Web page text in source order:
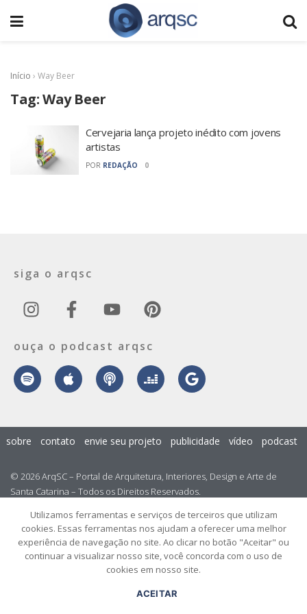
Início › Way Beer
Tag:Way Beer
Cervejaria lança projeto inédito com jovens
artistas
POR REDAÇÃO 0
siga o arqsc
ouça o podcast arqsc
© 2026 ArqSC – Portal de Arquitetura, Interiores, Design e Arte de
Santa Catarina – Todos os Direitos Reservados.
sobre contato envie seu projeto publicidade vídeo podcast
Utilizamos ferramentas e serviços de terceiros que utilizam
cookies. Essas ferramentas nos ajudam a oferecer uma melhor
experiência de navegação no site. Ao clicar no botão "Aceitar" ou
continuar a visualizar nosso site, você concorda com o uso de
cookies em nosso site.
ACEITAR